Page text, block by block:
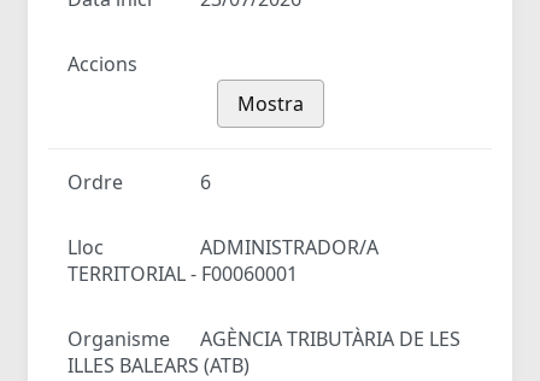
Accions
Mostra
Ordre 6
Lloc
ADMINISTRADOR/A
TERRITORIAL - F00060001
Organisme
AGÈNCIA TRIBUTÀRIA DE LES
ILLES BALEARS (ATB)